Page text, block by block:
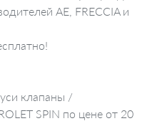
AE, FRECCIA и
клапаны /
SPIN по цене от 20